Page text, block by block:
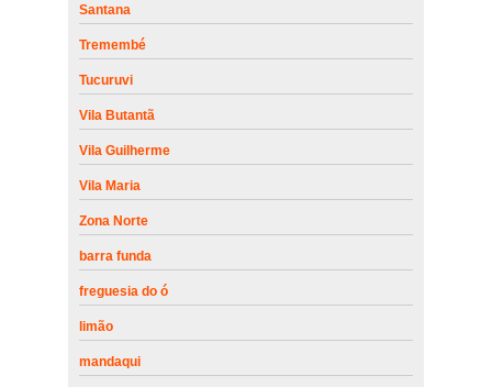
Santana
Tremembé
Tucuruvi
Vila Butantã
Vila Guilherme
Vila Maria
Zona Norte
barra funda
freguesia do ó
limão
mandaqui